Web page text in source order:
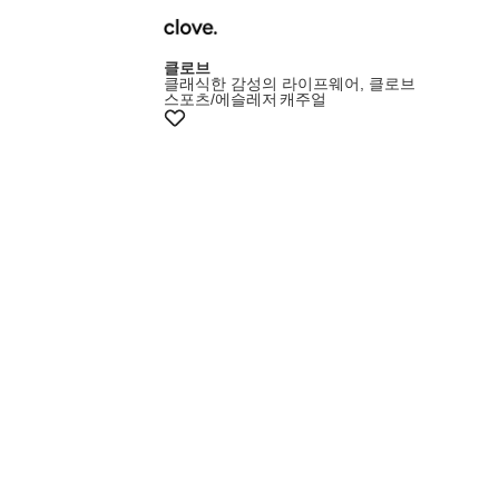
클로브
클래식한 감성의 라이프웨어, 클로브
스포츠/에슬레저 캐주얼